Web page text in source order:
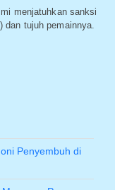
menjatuhkan sanksi
tujuh pemainnya.
Penyembuh di